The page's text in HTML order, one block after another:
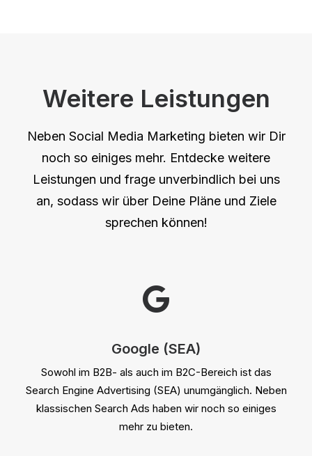
Weitere Leistungen
Neben Social Media Marketing bieten wir Dir
noch so einiges mehr. Entdecke weitere
Leistungen und frage unverbindlich bei uns
an, sodass wir über Deine Pläne und Ziele
sprechen können!
Google (SEA)
Sowohl im B2B- als auch im B2C-Bereich ist das
Search Engine Advertising (SEA) unumgänglich. Neben
klassischen Search Ads haben wir noch so einiges
mehr zu bieten.